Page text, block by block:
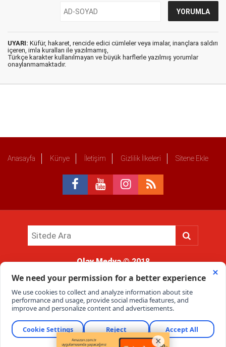
UYARI: Küfür, hakaret, rencide edici cümleler veya imalar, inançlara saldırı
içeren, imla kuralları ile yazılmamış,
Türkçe karakter kullanılmayan ve büyük harflerle yazılmış yorumlar
onaylanmamaktadır.
Anasayfa Künye İletişim Gizlilik İlkeleri Sitene Ekle
Olay Medya© 2018
kullanımı hukuki yaptırıma tabidir.
Haber Portalı Yazılımı